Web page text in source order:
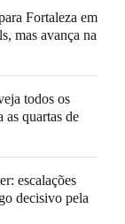
Fortaleza em
mas avança na
todos os
as quartas de
escalações
decisivo pela